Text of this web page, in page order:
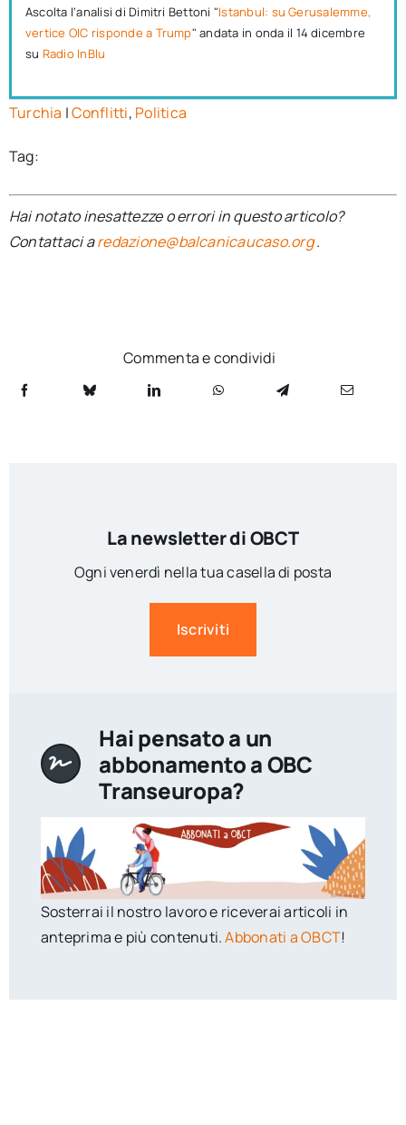
Ascolta l’analisi di Dimitri Bettoni "Istanbul: su Gerusalemme,
vertice OIC risponde a Trump" andata in onda il 14 dicembre
su Radio InBlu
Turchia |Conflitti, Politica
Tag:
Hai notato inesattezze o errori in questo articolo?
Contattaci aredazione@balcanicaucaso.org.
Commenta e condividi
La newsletter di OBCT
Ogni venerdì nella tua casella di posta
Iscriviti
Hai pensato a un
abbonamento a OBC
Transeuropa?
Sosterrai il nostro lavoro e riceverai articoli in
anteprima e più contenuti.Abbonati a OBCT!